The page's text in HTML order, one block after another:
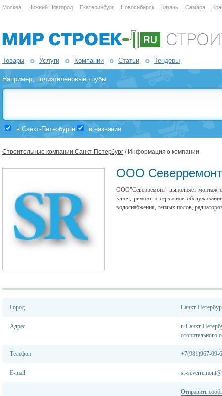
Москва Нижний Новгород Екатеринбург Новосибирск Казань Самара
Товары Услуги Компании Статьи Тендеры
Например,полиэтиленовые трубы
в Санкт-Петербурге в названии
Строительные компании Санкт-Петербург / Информация о компании
ООО Северремонт
ООО"Северремонт" выполняет монтаж
ключ, ремонт и сервисное
водоснабжения, теплых полов,
Город Санкт-
Адрес
г. Санкт-
отопительного
Телефон +7(981)967-09-
E-mail sr-
Отправить